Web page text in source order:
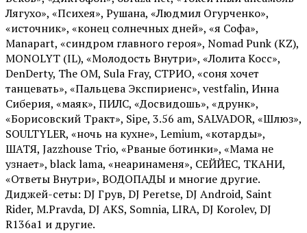
Лягухо», «Психея», Рушана, «Людмил Огурченко»,
«источник», «конец солнечных дней», «я Софа»,
Manapart, «синдром главного героя», Nomad Punk (KZ),
MONOLYT (IL), «Молодость Внутри», «Лолита Косс»,
DenDerty, The OM, Sula Fray, СТРИО, «соня хочет
танцевать», «Пальцева Экспириенс», vestfalin, Инна
Сиберия, «маяк», ПИЛС, «Досвидошь», «друнк»,
«Борисовский Тракт», Sipe, 3.56 am, SALVADOR, «Шлюз»,
SOULTYLER, «ночь на кухне», Lemium, «котарды»,
ШАТЯ, Jazzhouse Trio, «Рваные ботинки», «Мама не
узнает», black lama, «неаринаменя», СЕЙЙЕС, ТКАНИ,
«Ответы Внутри», ВОДОПАДЫ и многие другие.
Диджей-сеты: DJ Грув, DJ Peretse, DJ Android, Saint
Rider, М.Pravda, DJ AKS, Somnia, LIRA, DJ Korolev, DJ
R136a1 и другие.